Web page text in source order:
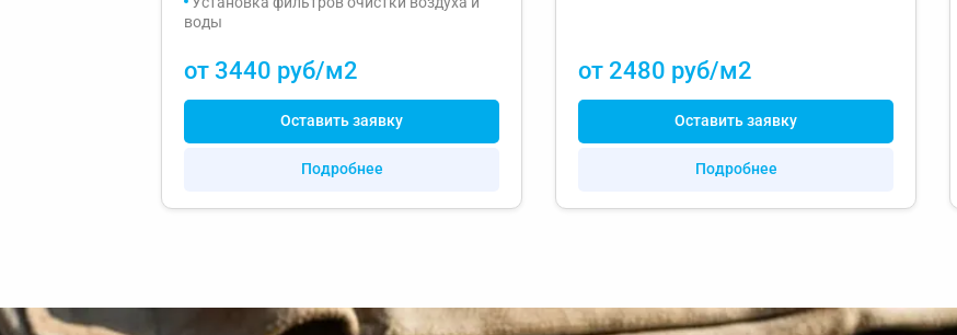
воды
от 3440 руб/м2
Оставить заявку
Подробнее
от 2480 руб/м2
Оставить заявку
Подробнее